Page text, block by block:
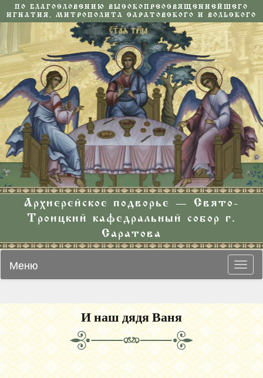
ПО БЛАГОСЛОВЕНИЮ ВЫСОКОПРЕОСВЯЩЕННЕЙШЕГО
ИГНАТИЯ, МИТРОПОЛИТА САРАТОВСКОГО И ВОЛЬСКОГО
Архиерейское подворье — Свято-
Троицкий кафедральный собор г.
Саратова
Меню
И наш дядя Ваня